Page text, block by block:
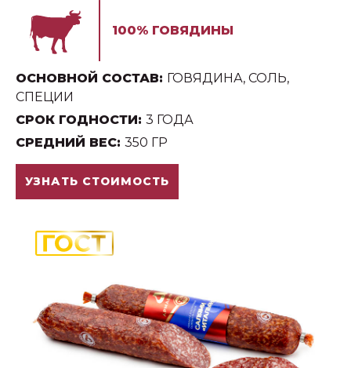
100% ГОВЯДИНЫ
ОСНОВНОЙ СОСТАВ: ГОВЯДИНА, СОЛЬ,
СПЕЦИИ
СРОК ГОДНОСТИ: 3 ГОДА
СРЕДНИЙ ВЕС: 350 ГР
УЗНАТЬ СТОИМОСТЬ